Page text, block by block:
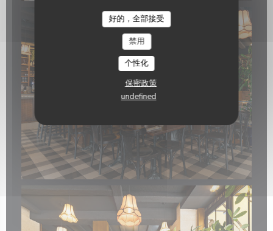
好的，全部接受
禁用
个性化
保密政策
undefined
Restaurant Casanova